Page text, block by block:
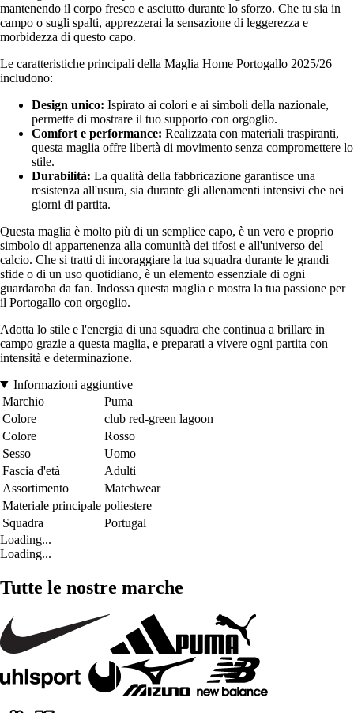
mantenendo il corpo fresco e asciutto durante lo sforzo. Che tu sia in
campo o sugli spalti, apprezzerai la sensazione di leggerezza e
morbidezza di questo capo.
Le caratteristiche principali della Maglia Home Portogallo 2025/26
includono:
Design unico: Ispirato ai colori e ai simboli della nazionale,
permette di mostrare il tuo supporto con orgoglio.
Comfort e performance: Realizzata con materiali traspiranti,
questa maglia offre libertà di movimento senza compromettere lo
stile.
Durabilità: La qualità della fabbricazione garantisce una
resistenza all'usura, sia durante gli allenamenti intensivi che nei
giorni di partita.
Questa maglia è molto più di un semplice capo, è un vero e proprio
simbolo di appartenenza alla comunità dei tifosi e all'universo del
calcio. Che si tratti di incoraggiare la tua squadra durante le grandi
sfide o di un uso quotidiano, è un elemento essenziale di ogni
guardaroba da fan. Indossa questa maglia e mostra la tua passione per
il Portogallo con orgoglio.
Adotta lo stile e l'energia di una squadra che continua a brillare in
campo grazie a questa maglia, e preparati a vivere ogni partita con
intensità e determinazione.
Informazioni aggiuntive
Marchio
Puma
Colore
club red-green lagoon
Colore
Rosso
Sesso
Uomo
Fascia d'età
Adulti
Assortimento
Matchwear
Materiale principale poliestere
Squadra
Portugal
Loading...
Loading...
Tutte le nostre marche